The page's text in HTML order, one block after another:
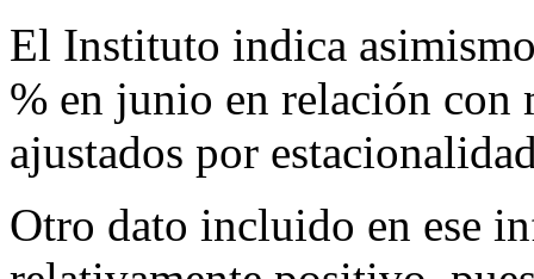
El Instituto indica
% en junio en relación con
ajustados por
Otro dato incluido en ese